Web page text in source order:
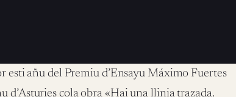
esti añu del Premiu d’Ensayu Máximo Fuertes
d’Asturies cola obra «Hai una llinia trazada.